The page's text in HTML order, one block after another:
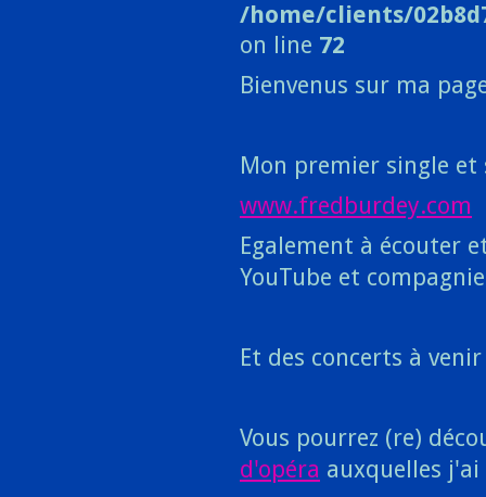
/home/clients/
on line 72
Bienvenus sur ma
Mon premier single et
www.fredburdey.com
Egalement à écouter
YouTube et
Et des concerts à
Vous pourrez (re)
d'opéra auxquelles